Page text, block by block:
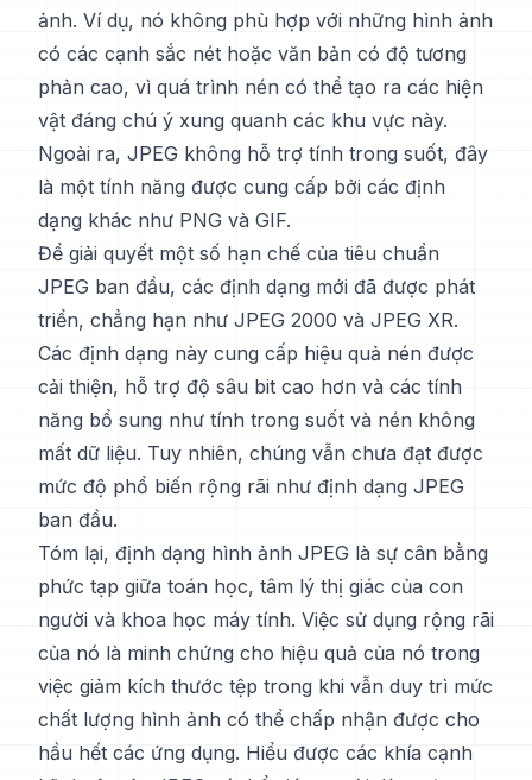
ảnh. Ví dụ, nó không phù hợp với những hình ảnh
có các cạnh sắc nét hoặc văn bản có độ tương
phản cao, vì quá trình nén có thể tạo ra các hiện
vật đáng chú ý xung quanh các khu vực này.
Ngoài ra, JPEG không hỗ trợ tính trong suốt, đây
là một tính năng được cung cấp bởi các định
dạng khác như PNG và GIF.
Để giải quyết một số hạn chế của tiêu chuẩn
JPEG ban đầu, các định dạng mới đã được phát
triển, chẳng hạn như JPEG 2000 và JPEG XR.
Các định dạng này cung cấp hiệu quả nén được
cải thiện, hỗ trợ độ sâu bit cao hơn và các tính
năng bổ sung như tính trong suốt và nén không
mất dữ liệu. Tuy nhiên, chúng vẫn chưa đạt được
mức độ phổ biến rộng rãi như định dạng JPEG
ban đầu.
Tóm lại, định dạng hình ảnh JPEG là sự cân bằng
phức tạp giữa toán học, tâm lý thị giác của con
người và khoa học máy tính. Việc sử dụng rộng rãi
của nó là minh chứng cho hiệu quả của nó trong
việc giảm kích thước tệp trong khi vẫn duy trì mức
chất lượng hình ảnh có thể chấp nhận được cho
hầu hết các ứng dụng. Hiểu được các khía cạnh